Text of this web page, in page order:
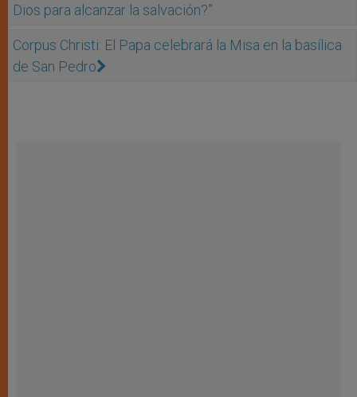
Dios para alcanzar la salvación?”
Corpus Christi: El Papa celebrará la Misa en la basílica
de San Pedro